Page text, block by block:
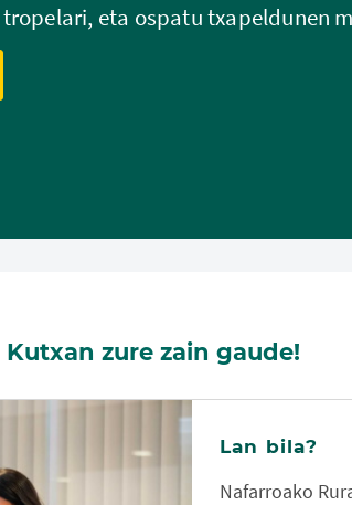
tropelari, eta ospatu txapeldunen
zure zain gaude!
Lan bila?
Nafarroako